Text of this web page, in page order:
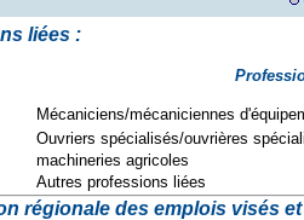
liées :
Mécaniciens/mécaniciennes
Ouvriers spécialisés/ouvrières
machineries agricoles
Autres professions liées
régionale des emplois visés